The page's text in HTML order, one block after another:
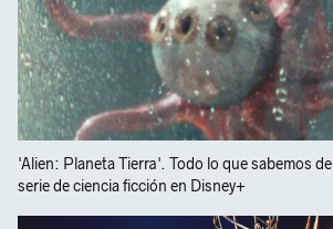
'Alien: Planeta Tierra'. Todo lo que sabemos
serie de ciencia ficción en Disney+